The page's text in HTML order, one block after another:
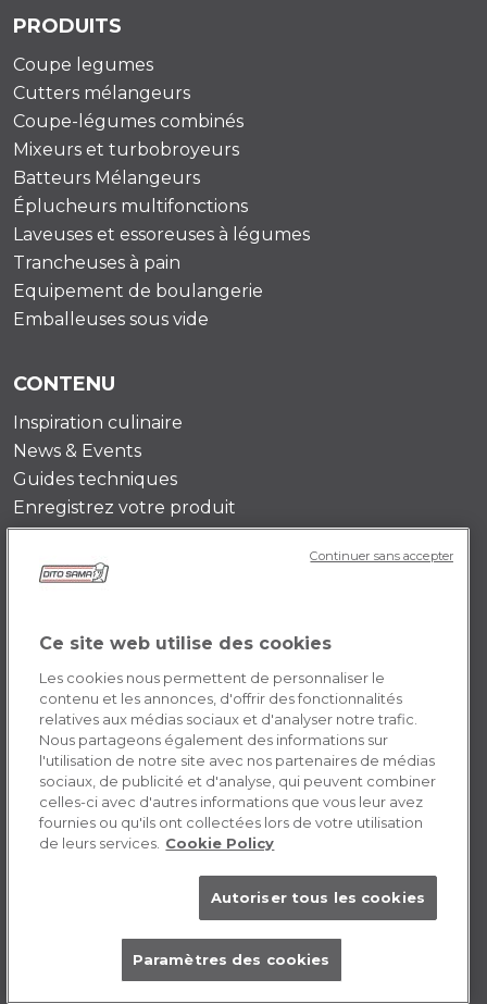
PRODUITS
Coupe legumes
Cutters mélangeurs
Coupe-légumes combinés
Mixeurs et turbobroyeurs
Batteurs Mélangeurs
Éplucheurs multifonctions
Laveuses et essoreuses à légumes
Trancheuses à pain
Equipement de boulangerie
Emballeuses sous vide
CONTENU
Inspiration culinaire
News & Events
Guides techniques
Enregistrez votre produit
DITO SAMA FR
Témoignages
Contactez-nous
Opportunités de carrière
POLICY FR
Conditions générales d’utilisation
Cookie
Ce site web utilise des cookies
Les cookies nous permettent de personnaliser le
contenu et les annonces, d'offrir des fonctionnalités
relatives aux médias sociaux et d'analyser notre trafic.
Nous partageons également des informations sur
l'utilisation de notre site avec nos partenaires de médias
sociaux, de publicité et d'analyse, qui peuvent combiner
celles-ci avec d'autres informations que vous leur avez
fournies ou qu'ils ont collectées lors de votre utilisation
de leurs services. Cookie Policy
Autoriser tous les cookies
Paramètres des cookies
Continuer sans accepter